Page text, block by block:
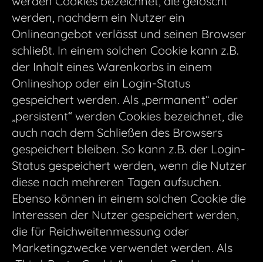
werden, nachdem ein Nutzer ein
Onlineangebot verlässt und seinen Browser
schließt. In einem solchen Cookie kann z.B.
der Inhalt eines Warenkorbs in einem
Onlineshop oder ein Login-Status
gespeichert werden. Als „permanent“ oder
„persistent“ werden Cookies bezeichnet, die
auch nach dem Schließen des Browsers
gespeichert bleiben. So kann z.B. der Login-
Status gespeichert werden, wenn die Nutzer
diese nach mehreren Tagen aufsuchen.
Ebenso können in einem solchen Cookie die
Interessen der Nutzer gespeichert werden,
die für Reichweitenmessung oder
Marketingzwecke verwendet werden. Als